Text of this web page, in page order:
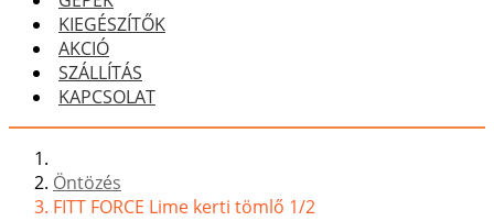
KIEGÉSZÍTŐK
AKCIÓ
SZÁLLÍTÁS
KAPCSOLAT
Öntözés
FITT FORCE Lime kerti tömlő 1/2